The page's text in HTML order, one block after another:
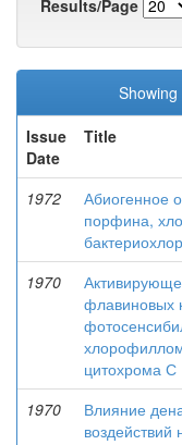
Results/Page
Issue
Date
Title
1972
Абиогенное
порфина,
1970
флавиновых
цитохрома С
1970
Влияние
воздействий